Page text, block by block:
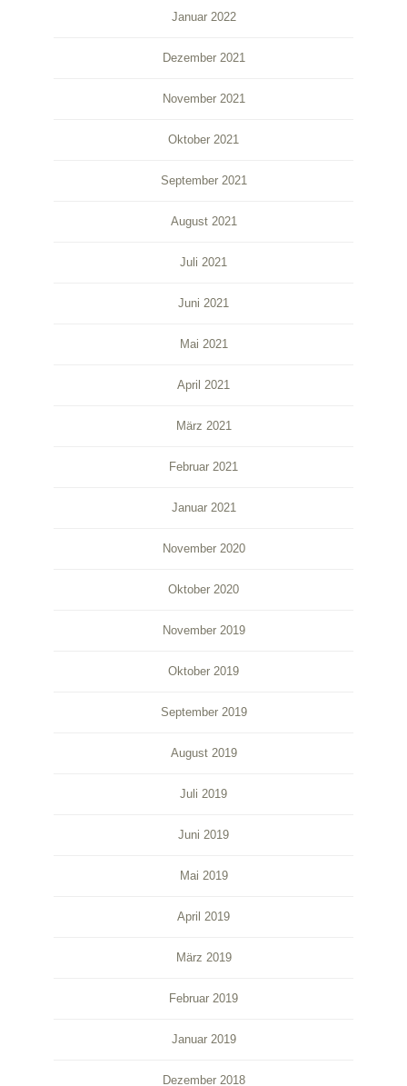
Januar 2022
Dezember 2021
November 2021
Oktober 2021
September 2021
August 2021
Juli 2021
Juni 2021
Mai 2021
April 2021
März 2021
Februar 2021
Januar 2021
November 2020
Oktober 2020
November 2019
Oktober 2019
September 2019
August 2019
Juli 2019
Juni 2019
Mai 2019
April 2019
März 2019
Februar 2019
Januar 2019
Dezember 2018